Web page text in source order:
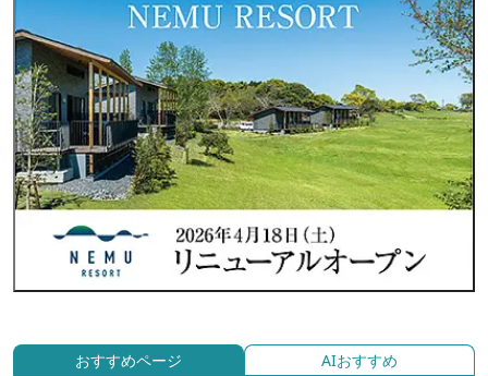
おすすめページ AIおすすめ